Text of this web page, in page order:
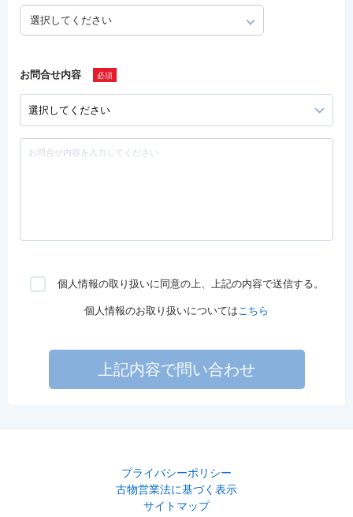
選択してください
お問合せ内容
個人情報の取り扱いに同意の上、上記の内容で送信する。
個人情報のお取り扱いについてはこちら
上記内容で問い合わせ
プライバシーポリシー
古物営業法に基づく表示
サイトマップ